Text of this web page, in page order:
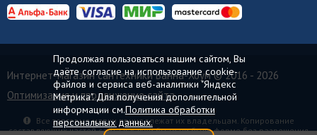
Интернет-магазин сантехники Ванна-Хоум© 2016 - 2026
Оптимизация и продвижение сайта
Все торговые марки принадлежат их владельцам. Копирование
составляющих частей сайта в какой бы то ни было форме без разрешения
Продолжая пользоваться нашим сайтом, Вы
даёте согласие на использование cookie-
файлов и сервиса веб-аналитики "Яндекс
Метрика". Для получения дополнительной
информации см.Политика обработки
персональных данных.